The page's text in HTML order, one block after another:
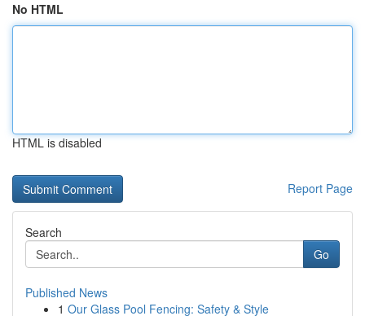
No HTML
HTML is disabled
Report Page
Search
Go
Published News
1 Our Glass Pool Fencing: Safety & Style